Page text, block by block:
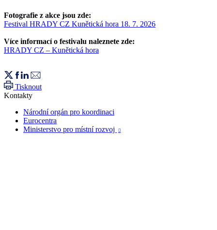
Fotografie z akce jsou zde:
Festival HRADY CZ Kunětická hora 18. 7. 2026
Více informací o festivalu naleznete zde:
HRADY CZ – Kunětická hora
Tisknout
Kontakty
Národní orgán pro koordinaci
Eurocentra
Ministerstvo pro místní rozvoj
